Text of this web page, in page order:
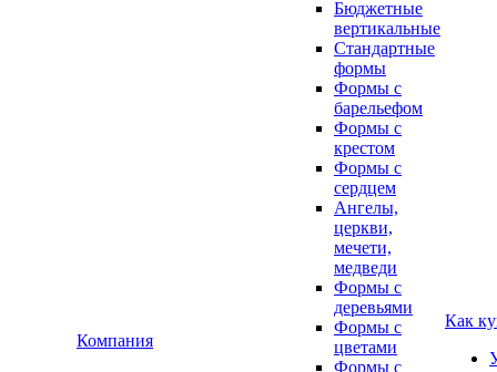
Компания
Бюджетные
вертикальные
Стандартные
формы
Формы с
барельефом
Формы с
крестом
Формы с
сердцем
Ангелы,
церкви,
мечети,
медведи
Формы с
деревьями
Формы с
цветами
Формы с
Как